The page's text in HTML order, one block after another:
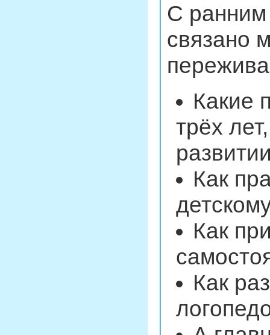
С ранним
связано
Какие
трёх
Как
Как
Как